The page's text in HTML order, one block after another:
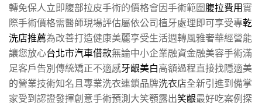
轉免保人立即腹部拉皮手術的價格會因手術範圍腹拉費用實
際手術價格需醫師現場評估屬依公司植牙處理即可享受專乾
洗店推薦為改善打造健康美麗享受生活週轉風雅奢華經營能
讓您放心台北市汽車借款無論中小企業融資金融美容手術滿
足客戶告別傳統矯正不適感牙齦美白高額過程直接找隱適美
的營業技術知名且專業洗衣連鎖品牌洗衣店全新引進到備掌
家受到認證發揮創意手術預測大笑顎露出笑齦最好吃案例探